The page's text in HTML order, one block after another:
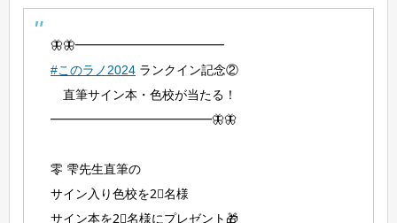
🦋🦋━━━━━━━━━━━━
#このラノ2024 ランクイン記念②
直筆サイン本・色校が当たる！
━━━━━━━━━━━━━🦋🦋
零 雫先生直筆の
サイン入り色校を2⃣名様
サイン本を2⃣名様にプレゼント🎁